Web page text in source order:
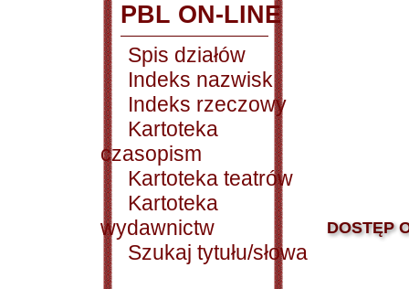
PBL ON-LINE
Spis działów
Indeks nazwisk
Indeks rzeczowy
Kartoteka
czasopism
Kartoteka teatrów
Kartoteka
wydawnictw
Szukaj tytułu/słowa
DOSTĘP